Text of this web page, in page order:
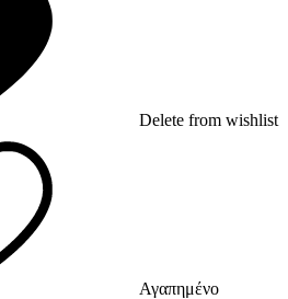
Delete from wishlist
Αγαπημένο